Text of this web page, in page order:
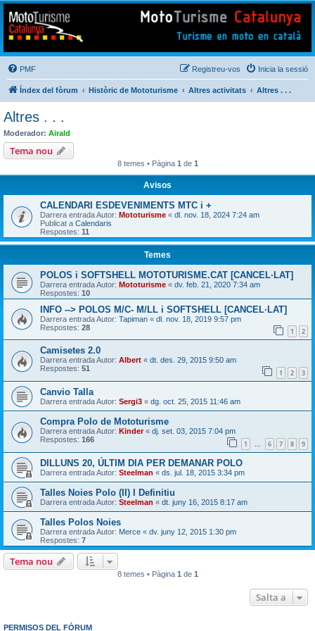
Mototurisme
Turisme en moto en català
PMF Inicia la sessió
Registreu-vos
Índex del fòrum Històric de Mototurisme Altres activitats Altres . . .
Altres . . .
Moderador: Airald
Tema nou
8 temes • Pàgina 1 de 1
Avisos
CALENDARI ESDEVENIMENTS MTC i +
Darrera entrada Autor: Mototurisme « dl. nov. 18, 2024 7:24 am
Publicat a Calendaris
Respostes: 11
Temes
POLOS i SOFTSHELL MOTOTURISME.CAT [CANCEL·LAT]
Darrera entrada Autor: Mototurisme « dv. feb. 21, 2020 7:34 am
Respostes: 10
INFO --> POLOS M/C- M/LL i SOFTSHELL [CANCEL·LAT]
Darrera entrada Autor: Tapiman « dl. nov. 18, 2019 9:57 pm
Respostes: 28 1 2
Camisetes 2.0
Darrera entrada Autor: Albert « dt. des. 29, 2015 9:50 am
Respostes: 51 1 2 3
Canvio Talla
Darrera entrada Autor: Sergi3 « dg. oct. 25, 2015 11:46 am
Compra Polo de Mototurisme
Darrera entrada Autor: Kinder« dj. set. 03, 2015 7:04 pm
Respostes: 166 1 … 6 7 8 9
DILLUNS 20, ÚLTIM DIA PER DEMANAR POLO
Darrera entrada Autor: Steelman « ds. jul. 18, 2015 3:34 pm
Talles Noies Polo (II) I Definitiu
Darrera entrada Autor: Steelman « dt. juny 16, 2015 8:17 am
Talles Polos Noies
Darrera entrada Autor: Merce « dv. juny 12, 2015 1:30 pm
Respostes: 7
Tema nou
8 temes • Pàgina 1 de 1
Salta a
PERMISOS DEL FÒRUM